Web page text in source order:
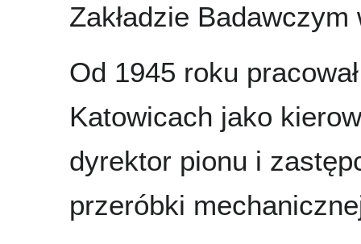
Zakładzie
Od 1945 roku
Katowicach jako
dyrektor pionu i
przeróbki